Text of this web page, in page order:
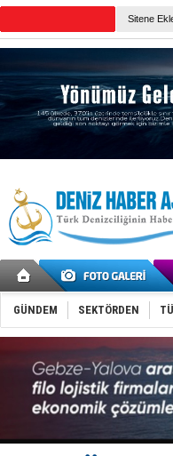
Sitene
GÜNDEM SEKTÖRDEN